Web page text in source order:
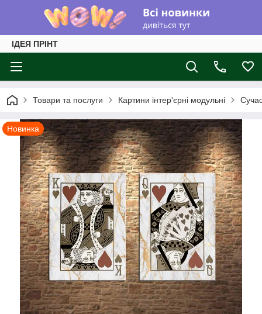
ІДЕЯ ПРІНТ
Товари та послуги Картини інтер'єрні модульні
Новинка